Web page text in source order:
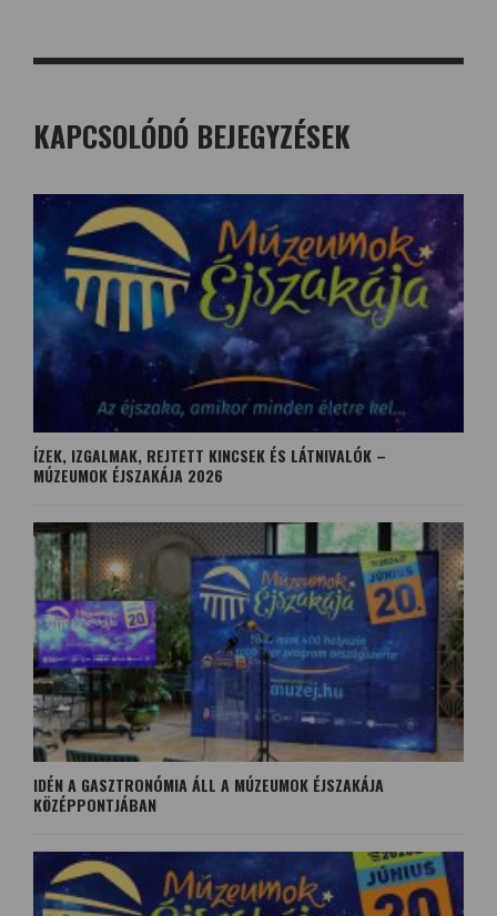
KAPCSOLÓDÓ BEJEGYZÉSEK
ÍZEK, IZGALMAK, REJTETT KINCSEK ÉS LÁTNIVALÓK –
MÚZEUMOK ÉJSZAKÁJA 2026
IDÉN A GASZTRONÓMIA ÁLL A MÚZEUMOK ÉJSZAKÁJA
KÖZÉPPONTJÁBAN